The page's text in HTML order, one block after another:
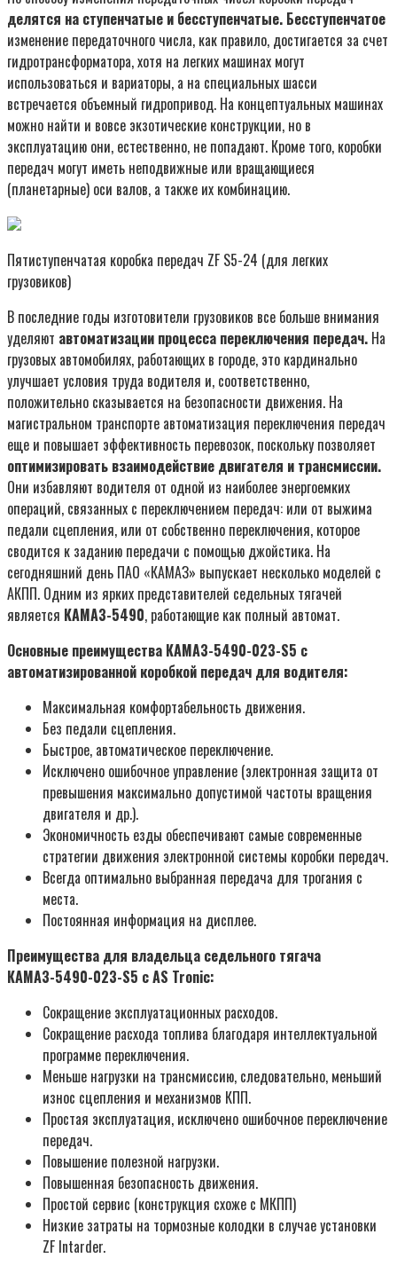
делятся на ступенчатые и бесступенчатые. Бесступенчатое
изменение передаточного числа, как правило, достигается за счет
гидротрансформатора, хотя на легких машинах могут
использоваться и вариаторы, а на специальных шасси
встречается объемный гидропривод. На концептуальных машинах
можно найти и вовсе экзотические конструкции, но в
эксплуатацию они, естественно, не попадают. Кроме того, коробки
передач могут иметь неподвижные или вращающиеся
(планетарные) оси валов, а также их комбинацию.
Пятиступенчатая коробка передач ZF S5-24 (для легких
грузовиков)
В последние годы изготовители грузовиков все больше внимания
уделяют автоматизации процесса переключения передач. На
грузовых автомобилях, работающих в городе, это кардинально
улучшает условия труда водителя и, соответственно,
положительно сказывается на безопасности движения. На
магистральном транспорте автоматизация переключения передач
еще и повышает эффективность перевозок, поскольку позволяет
оптимизировать взаимодействие двигателя и трансмиссии.
Они избавляют водителя от одной из наиболее энергоемких
операций, связанных с переключением передач: или от выжима
педали сцепления, или от собственно переключения, которое
сводится к заданию передачи с помощью джойстика. На
сегодняшний день ПАО «КАМАЗ» выпускает несколько моделей с
АКПП. Одним из ярких представителей седельных тягачей
является КАМАЗ-5490, работающие как полный автомат.
Основные преимущества КАМАЗ-5490-023-S5 с
автоматизированной коробкой передач для водителя:
Максимальная комфортабельность движения.
Без педали сцепления.
Быстрое, автоматическое переключение.
Исключено ошибочное управление (электронная защита от
превышения максимально допустимой частоты вращения
двигателя и др.).
Экономичность езды обеспечивают самые современные
стратегии движения электронной системы коробки передач.
Всегда оптимально выбранная передача для трогания с
места.
Постоянная информация на дисплее.
Преимущества для владельца седельного тягача
КАМАЗ-5490-023-S5 c AS Tronic:
Сокращение эксплуатационных расходов.
Сокращение расхода топлива благодаря интеллектуальной
программе переключения.
Меньше нагрузки на трансмиссию, следовательно, меньший
износ сцепления и механизмов КПП.
Простая эксплуатация, исключено ошибочное переключение
передач.
Повышение полезной нагрузки.
Повышенная безопасность движения.
Простой сервис (конструкция схоже с МКПП)
Низкие затраты на тормозные колодки в случае установки
ZF Intarder.